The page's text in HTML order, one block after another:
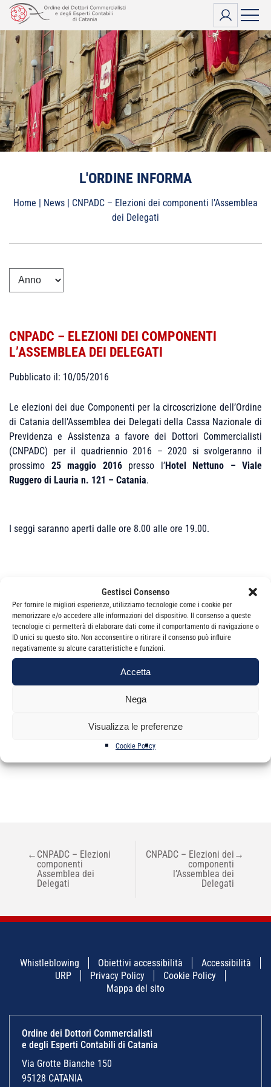
Gestisci Consenso
Per fornire le migliori esperienze, utilizziamo tecnologie come i cookie per
memorizzare e/o accedere alle informazioni del dispositivo. Il consenso a queste
tecnologie ci permetterà di elaborare dati come il comportamento di navigazione o
ID unici su questo sito. Non acconsentire o ritirare il consenso può influire
negativamente su alcune caratteristiche e funzioni.
Accetta
Nega
Visualizza le preferenze
Cookie Policy
Vai
contenuto
L'ORDINE INFORMA
Home | News | CNPADC – Elezioni dei componenti l’Assemblea
dei Delegati
CNPADC – ELEZIONI DEI COMPONENTI
L’ASSEMBLEA DEI DELEGATI
Pubblicato il: 10/05/2016
Le elezioni dei due Componenti per la circoscrizione dell’Ordine
di Catania dell’Assemblea dei Delegati della Cassa Nazionale di
Previdenza e Assistenza a favore dei Dottori Commercialisti
(CNPADC) per il quadriennio 2016 – 2020 si svolgeranno il
prossimo 25 maggio 2016presso l’Hotel Nettuno – Viale
Ruggero di Lauria n. 121 – Catania.
I seggi saranno aperti dalle ore 8.00 alle ore 19.00.
Consulta l’elenco dei candidati per circoscrizione
Consulta il regolamento delle procedure elettorali
NAVIGAZIONE
ARTICOLI
← CNPADC – Elezioni
componenti
Assemblea dei
Delegati
CNPADC – Elezioni dei
componenti
l’Assemblea dei
Delegati
→
Whistleblowing Obiettivi accessibilità
Accessibilità
URP
Privacy Policy
Cookie Policy
Mappa del sito
Ordine dei Dottori Commercialisti
e degli Esperti Contabili di Catania
Via Grotte Bianche 150
95128 CATANIA